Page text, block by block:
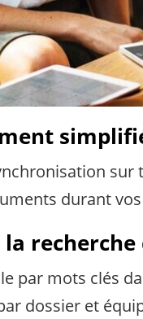
sur
durant
par mots clés
dossier et